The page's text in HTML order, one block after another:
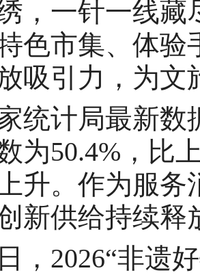
，一针一线藏
色市集、体
吸引力，为文
计局最新数
为50.4%，比
升。作为服务
新供给持续释
2026“非遗好